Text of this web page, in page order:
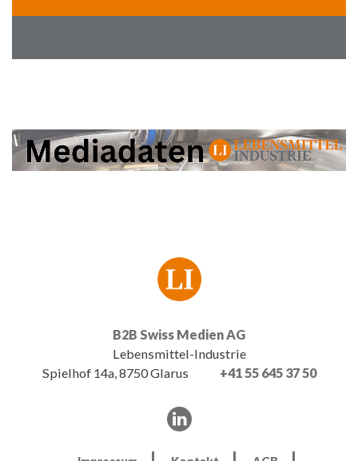
B2B Swiss Medien AG
Lebensmittel-Industrie
Spielhof 14a, 8750 Glarus
+41 55 645 37 50